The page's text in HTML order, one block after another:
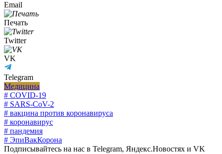
Email
Печать
Twitter
VK
Telegram
Медицина
# COVID-19
# SARS-CoV-2
# вакцина против коронавируса
# коронавирус
# пандемия
# ЭпиВакКорона
Подписывайтесь на нас в Telegram, Яндекс.Новостях и VK